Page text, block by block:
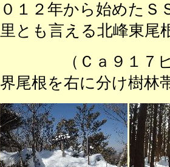
０１２年から始めたＳ
里とも言える北峰東尾
（Ｃａ９１７ピ
界尾根を右に分け樹林